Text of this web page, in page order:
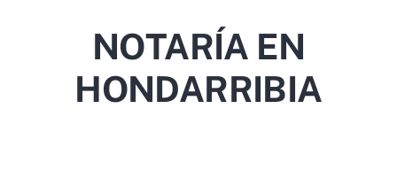
NOTARÍA EN
HONDARRIBIA